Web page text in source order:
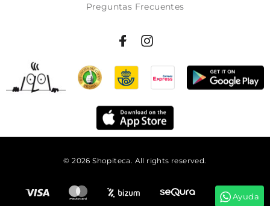
Preguntas Frecuentes
© 2026 Shopiteca. All rights reserved.
Ayuda